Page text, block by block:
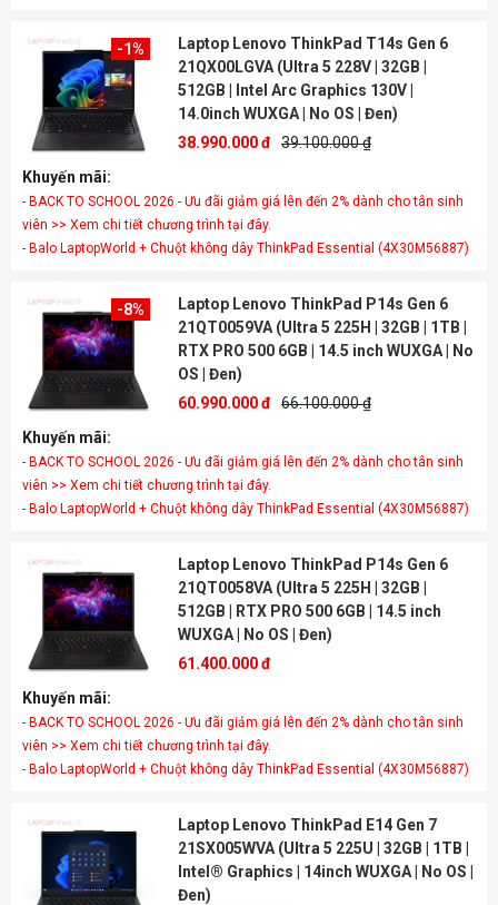
-1%
Laptop Lenovo ThinkPad T14s Gen 6
21QX00LGVA (Ultra 5 228V | 32GB |
512GB | Intel Arc Graphics 130V |
14.0inch WUXGA | No OS | Đen)
38.990.000 đ 39.100.000 ₫
Khuyến mãi:
- BACK TO SCHOOL 2026 - Ưu đãi giảm giá lên đến 2% dành cho tân sinh
viên >> Xem chi tiết chương trình tại đây.
- Balo LaptopWorld + Chuột không dây ThinkPad Essential (4X30M56887)
-8%
Laptop Lenovo ThinkPad P14s Gen 6
21QT0059VA (Ultra 5 225H | 32GB | 1TB |
RTX PRO 500 6GB | 14.5 inch WUXGA | No
OS | Đen)
60.990.000 đ 66.100.000 ₫
Khuyến mãi:
- BACK TO SCHOOL 2026 - Ưu đãi giảm giá lên đến 2% dành cho tân sinh
viên >> Xem chi tiết chương trình tại đây.
- Balo LaptopWorld + Chuột không dây ThinkPad Essential (4X30M56887)
Laptop Lenovo ThinkPad P14s Gen 6
21QT0058VA (Ultra 5 225H | 32GB |
512GB | RTX PRO 500 6GB | 14.5 inch
WUXGA | No OS | Đen)
61.400.000 đ
Khuyến mãi:
- BACK TO SCHOOL 2026 - Ưu đãi giảm giá lên đến 2% dành cho tân sinh
viên >> Xem chi tiết chương trình tại đây.
- Balo LaptopWorld + Chuột không dây ThinkPad Essential (4X30M56887)
Laptop Lenovo ThinkPad E14 Gen 7
21SX005WVA (Ultra 5 225U | 32GB | 1TB |
Intel® Graphics | 14inch WUXGA | No OS |
Đen)